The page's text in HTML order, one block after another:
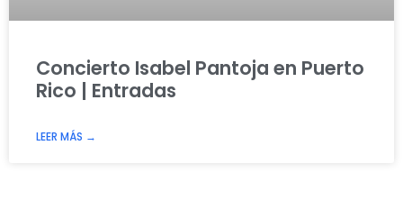
Concierto Isabel Pantoja en Puerto
Rico | Entradas
LEER MÁS →